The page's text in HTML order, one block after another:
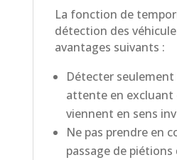
La fonction de
détection des
avantages suivants :
Détecter seulement
attente en excluant
viennent en sens
Ne pas prendre en
passage de